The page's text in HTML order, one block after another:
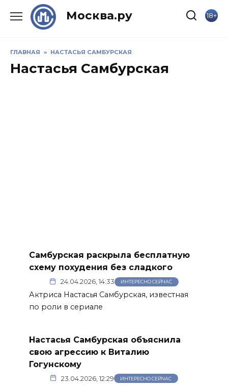
Москва.ру 18+
ГЛАВНАЯ » НАСТАСЬЯ САМБУРСКАЯ
Настасья Самбурская
Самбурская раскрыла бесплатную
схему похудения без сладкого
24.04.2026, 14:33 ИНТЕРЕСНО СЕЙЧАС
Актриса Настасья Самбурская, известная
по роли в сериале
Настасья Самбурская объяснила
свою агрессию к Виталию
Гогунскому
23.04.2026, 12:29 ИНТЕРЕСНО СЕЙЧАС